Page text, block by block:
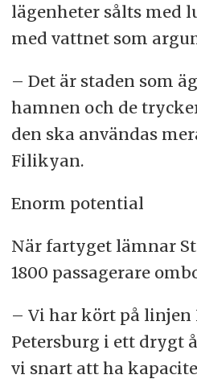
lägenheter sålts med
med vattnet som
– Det är staden som
hamnen och de
den ska användas
Filikyan.
Enorm potential
När fartyget lämnar
1800 passagerare
– Vi har kört på linjen
Petersburg i ett drygt
vi snart att ha